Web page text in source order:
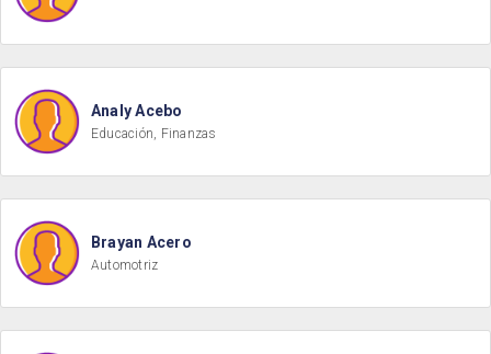
Analy Acebo
Educación, Finanzas
Brayan Acero
Automotriz